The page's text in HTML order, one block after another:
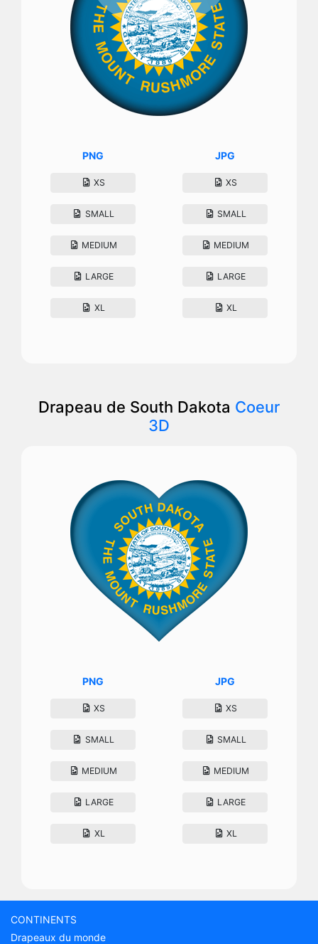
PNG
XS
SMALL
MEDIUM
LARGE
XL
JPG
XS
SMALL
MEDIUM
LARGE
XL
Drapeau de South Dakota Coeur
3D
PNG
XS
SMALL
MEDIUM
LARGE
XL
JPG
XS
SMALL
MEDIUM
LARGE
XL
CONTINENTS
Drapeaux du monde